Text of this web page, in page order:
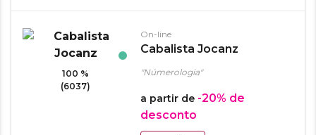
100 %
(6037)
On-line
Cabalista Jocanz
"Númerologia"
a partir de -20% de
desconto